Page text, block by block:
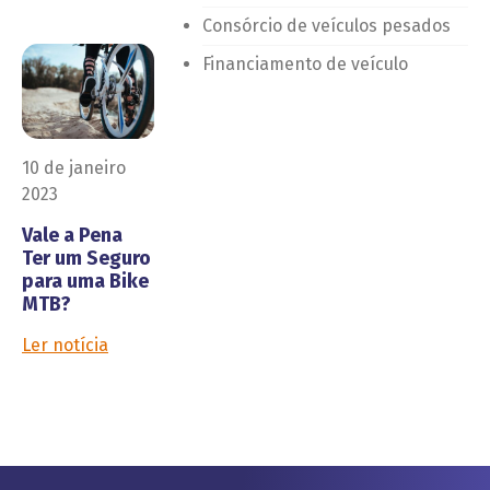
10 de janeiro
2023
Vale a Pena
Ter um Seguro
para uma Bike
MTB?
Ler notícia
Consórcio de veículos pesados
Financiamento de veículo